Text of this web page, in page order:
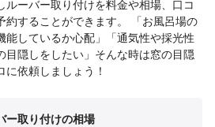
ーバー取り付けを料金や相場、口コ
約することができます。 「お風呂場の
能しているか心配」「通気性や採光性
目隠しをしたい」そんな時は窓の目隠
依頼しましょう！
ー取り付けの相場